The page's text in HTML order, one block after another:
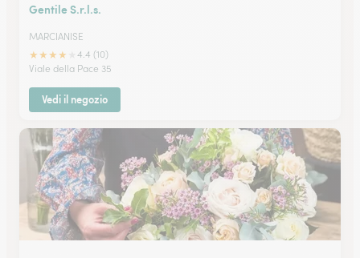
Gentile S.r.l.s.
MARCIANISE
★★★★
4.4 (10)
Viale della Pace 35
Vedi il negozio